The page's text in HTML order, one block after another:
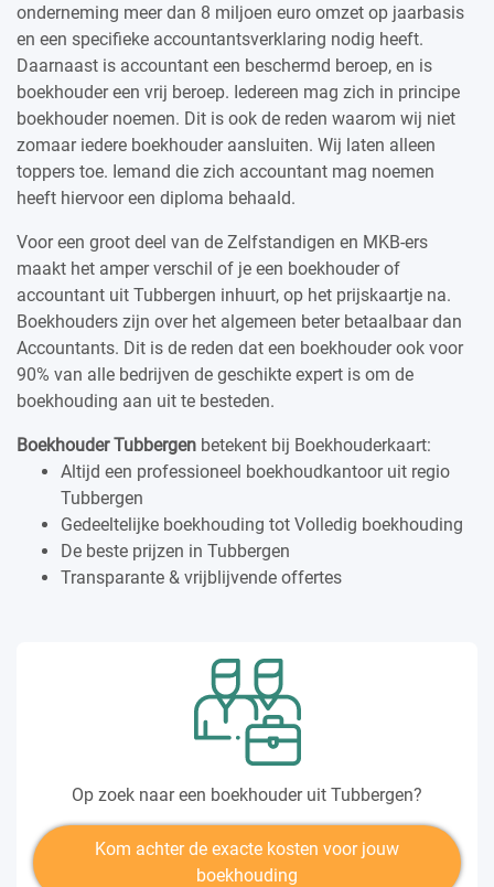
onderneming meer dan 8 miljoen euro omzet op jaarbasis
en een specifieke accountantsverklaring nodig heeft.
Daarnaast is accountant een beschermd beroep, en is
boekhouder een vrij beroep. Iedereen mag zich in principe
boekhouder noemen. Dit is ook de reden waarom wij niet
zomaar iedere boekhouder aansluiten. Wij laten alleen
toppers toe. Iemand die zich accountant mag noemen
heeft hiervoor een diploma behaald.
Voor een groot deel van de Zelfstandigen en MKB-ers
maakt het amper verschil of je een boekhouder of
accountant uit Tubbergen inhuurt, op het prijskaartje na.
Boekhouders zijn over het algemeen beter betaalbaar dan
Accountants. Dit is de reden dat een boekhouder ook voor
90% van alle bedrijven de geschikte expert is om de
boekhouding aan uit te besteden.
Boekhouder Tubbergen betekent bij Boekhouderkaart:
Altijd een professioneel boekhoudkantoor uit regio
Tubbergen
Gedeeltelijke boekhouding tot Volledig boekhouding
De beste prijzen in Tubbergen
Transparante & vrijblijvende offertes
Op zoek naar een boekhouder uit Tubbergen?
Kom achter de exacte kosten voor jouw
boekhouding